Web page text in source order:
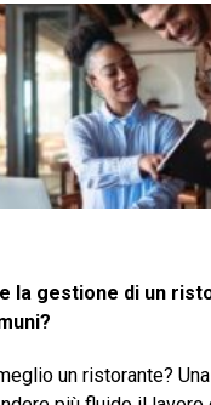
la gestione di un
un ristorante?